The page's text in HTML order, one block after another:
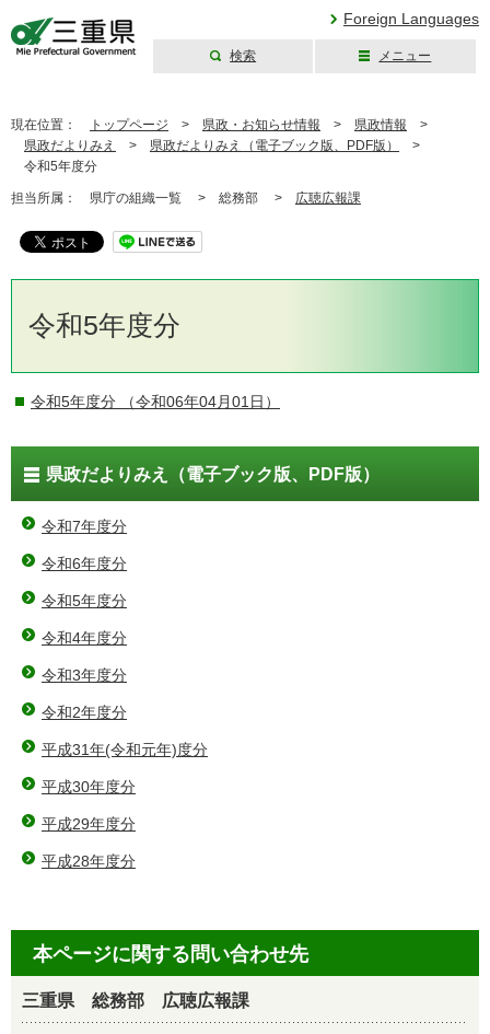
Foreign Languages
検索 メニュー
現在位置： トップページ > 県政・お知らせ情報 > 県政情報 >
県政だよりみえ
> 県政だよりみえ（電子ブック版、PDF版）
>
令和5年度分
担当所属： 県庁の組織一覧 > 総務部 > 広聴広報課
令和5年度分
令和5年度分 （令和06年04月01日）
県政だよりみえ（電子ブック版、PDF版）
令和7年度分
令和6年度分
令和5年度分
令和4年度分
令和3年度分
令和2年度分
平成31年(令和元年)度分
平成30年度分
平成29年度分
平成28年度分
本ページに関する問い合わせ先
三重県 総務部 広聴広報課